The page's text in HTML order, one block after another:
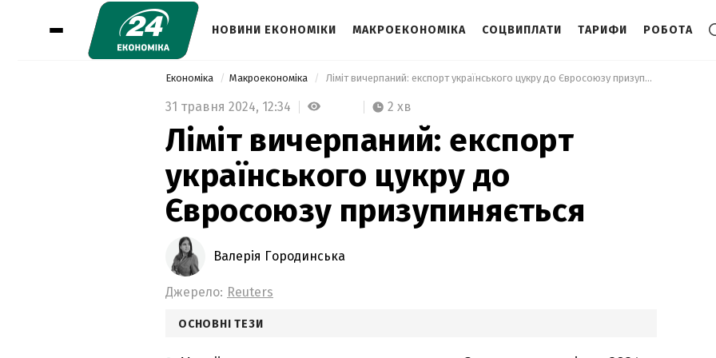
НОВИНИ ЕКОНОМІКИ МАКРОЕКОНОМІКА СОЦВИПЛАТИ ТАРИФИ РОБОТА
Економіка Макроекономіка Ліміт вичерпаний: експорт українського цукру до Євросоюзу призупиняється
31 травня 2024, 12:34 2 хв
Ліміт вичерпаний: експорт
українського цукру до
Євросоюзу призупиняється
Валерія Городинська
Джерело: Reuters
ОСНОВНІ ТЕЗИ